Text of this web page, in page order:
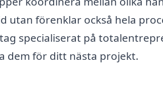
förenklar också hela
specialiserat på
dem för ditt nästa projekt.